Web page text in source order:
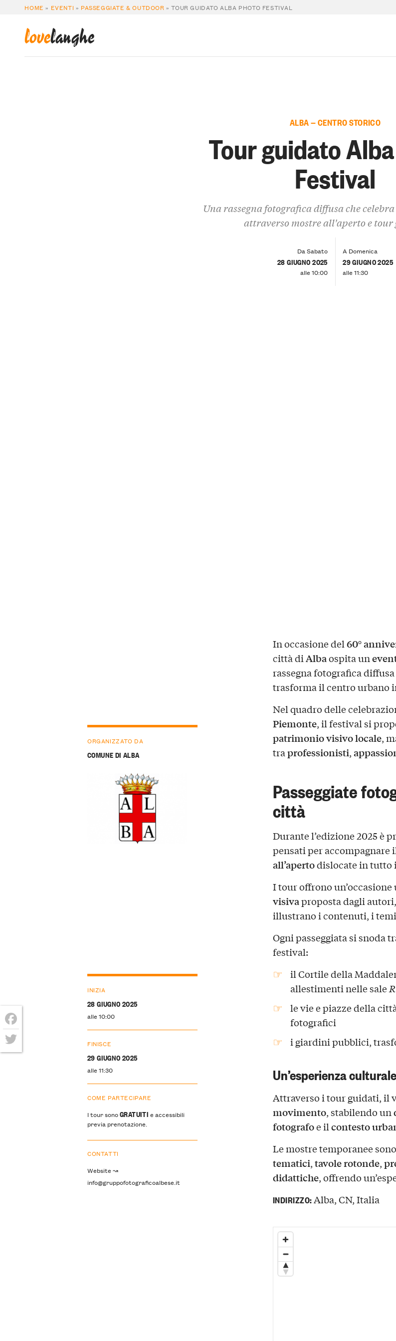
HOME » EVENTI » PASSEGGIATE & OUTDOOR »TOUR GUIDATO ALBA PHOTO FESTIVAL
lovelanghe
ALBA — CENTRO STORICO
Tour guidato
Festival
Una rassegna fotografica diffusa che
attraverso mostre all'aperto e
Da Sabato
28 GIUGNO 2025
alle 10:00
A Domenica
29 GIUGNO 2025
alle 11:30
In occasione del60°
città diAlbaospita un
rassegna fotografica
trasforma il centro urbano
Nel quadro delle
Piemonte, il festival si
patrimonio visivo locale,
traprofessionisti,
Passeggiate
città
Durante l’edizione 2025 è
pensati per
all’apertodislocate in tutto
I tour offrono un’occasione
visivaproposta dagli
illustrano i contenuti, i
Ogni passeggiata si snoda
festival:
il Cortile della
allestimenti nelle sale
le vie e piazze della
fotografici
i giardini pubblici,
Un’esperienza
Attraverso i tour guidati, il
movimento, stabilendo un
fotografoe ilcontesto
Le mostre temporanee
tematici,tavole rotonde,
didattiche, offrendo
ORGANIZZATO DA
COMUNE DI ALBA
INIZIA
28 GIUGNO 2025
alle 10:00
FINISCE
29 GIUGNO 2025
alle 11:30
COME PARTECIPARE
I tour sonoGRATUITI e accessibili
previa prenotazione.
CONTATTI
Website ↝
info@gruppofotograficoalbese.it
INDIRIZZO:Alba, CN, Italia
Facebook
Twitter